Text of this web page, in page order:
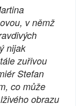
v němž
nijak
zuřivou
Stefan
co může
obrazu